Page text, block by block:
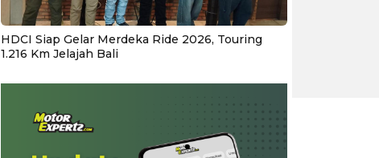
HDCI Siap Gelar Merdeka Ride 2026, Touring
1.216 Km Jelajah Bali